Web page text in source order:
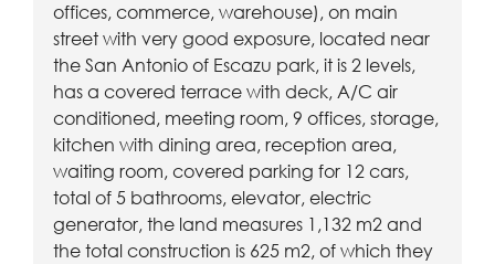
offices, commerce, warehouse), on main
street with very good exposure, located near
the San Antonio of Escazu park, it is 2 levels,
has a covered terrace with deck, A/C air
conditioned, meeting room, 9 offices, storage,
kitchen with dining area, reception area,
waiting room, covered parking for 12 cars,
total of 5 bathrooms, elevator, electric
generator, the land measures 1,132 m2 and
the total construction is 625 m2, of which they